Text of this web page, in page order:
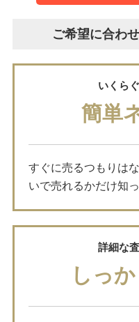
ご希望に合わ
いくら
簡単
すぐに売るつもりは
いで売れるかだけ知
詳細な
しっ